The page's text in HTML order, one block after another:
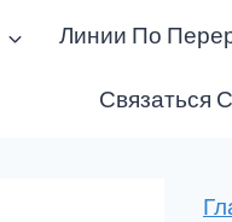
Линии По
Связаться